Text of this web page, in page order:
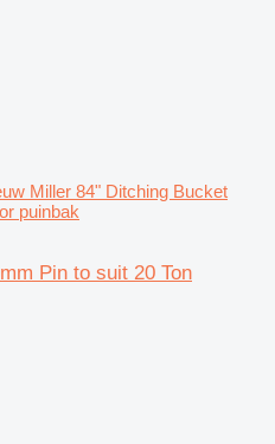
Miller 84" Ditching Bucket
puinbak
Pin to suit 20 Ton